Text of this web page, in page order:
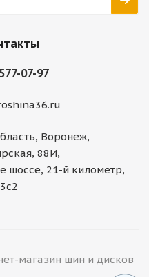
07-97
Воронеж,
88И,
шоссе, 21-й километр,
магазин шин и дисков